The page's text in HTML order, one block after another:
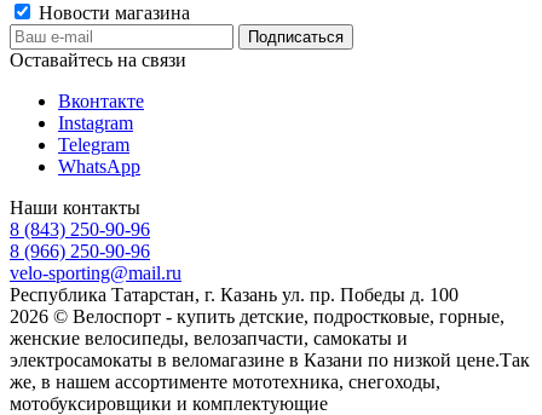
Новости магазина
Оставайтесь на связи
Вконтакте
Instagram
Telegram
WhatsApp
Наши контакты
8 (843) 250-90-96
8 (966) 250-90-96
velo-sporting@mail.ru
Республика Татарстан, г. Казань ул. пр. Победы д. 100
2026 © Велоспорт - купить детские, подростковые, горные,
женские велосипеды, велозапчасти, самокаты и
электросамокаты в веломагазине в Казани по низкой цене.Так
же, в нашем ассортименте мототехника, снегоходы,
мотобуксировщики и комплектующие